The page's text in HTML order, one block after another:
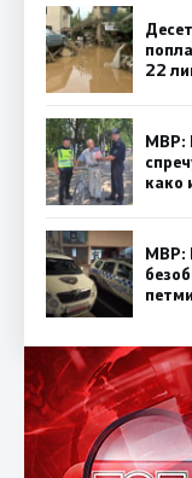
22
МВР:
како
МВР: